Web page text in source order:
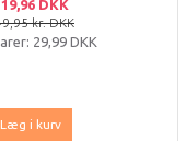
DKK
kr. DKK
29,99 DKK
Læg i kurv